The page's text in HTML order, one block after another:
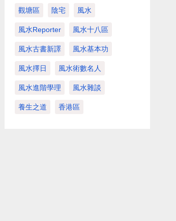
觀塘區 陰宅 風水
風水Reporter 風水十八區
風水古書新譯 風水基本功
風水擇日 風水術數名人
風水進階學理 風水雜談
養生之道 香港區